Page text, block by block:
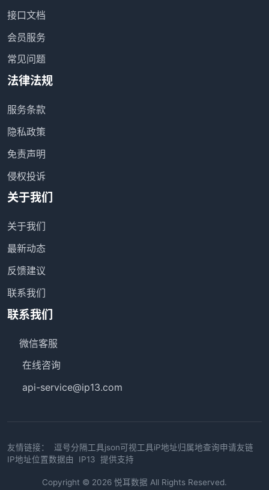
接口文档
会员服务
常见问题
法律法规
服务条款
隐私政策
免责声明
侵权投诉
关于我们
关于我们
最新动态
反馈建议
联系我们
联系我们
微信客服
在线咨询
api-service@ip13.com
友情链接： 逗号分隔工具json可视工具iP地址归属地查询申请友链
IP地址位置数据由
IP13 提供支持
Copyright © 2026 悦耳数据 All Rights Reserved.